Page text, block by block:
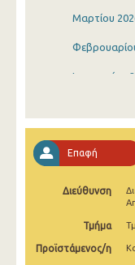
Μαρτίου
Ιανουαρίου
Οκτωβρίου
Αυγούστου
Ιουλίου 2025
Επαφή
Διεύθυνση
Τμήμα
Προϊστάμενος/η